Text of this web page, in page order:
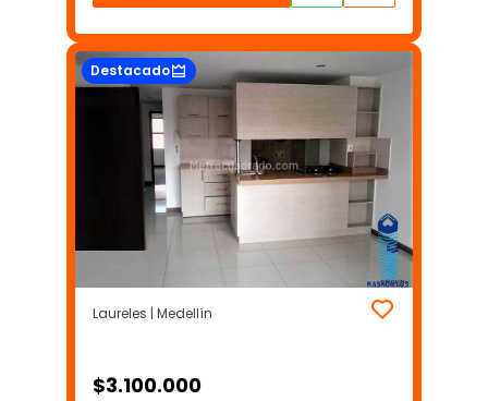
Destacado
Laureles | Medellín
$3.100.000